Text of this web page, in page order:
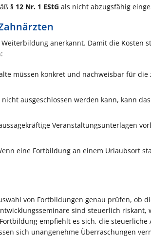
§ 12 Nr. 1 EStG als nicht abzugsfähig
anerkannt. Damit die Kosten
müssen konkret und nachweisbar für die
ausgeschlossen werden kann, kann
Veranstaltungsunterlagen
eine Fortbildung an einem Urlaubsort
von Fortbildungen genau prüfen, ob
sind steuerlich riskant,
empfiehlt es sich, die steuerliche
sich unangenehme Überraschungen